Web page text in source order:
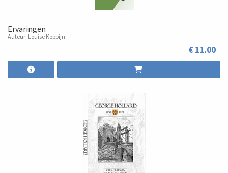
Ervaringen
Auteur: Louise Koppijn
€ 11.00